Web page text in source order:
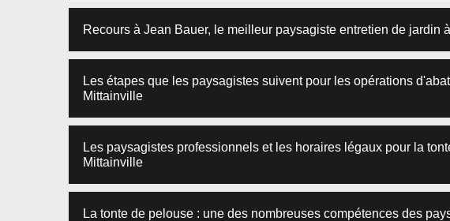
Recours à Jean Bauer, le meilleur paysagiste entretien de jardin
Les étapes que les paysagistes suivent pour les opérations
Mittainville
Les paysagistes professionnels et les horaires légaux pour la
Mittainville
La tonte de pelouse : une des nombreuses compétences des